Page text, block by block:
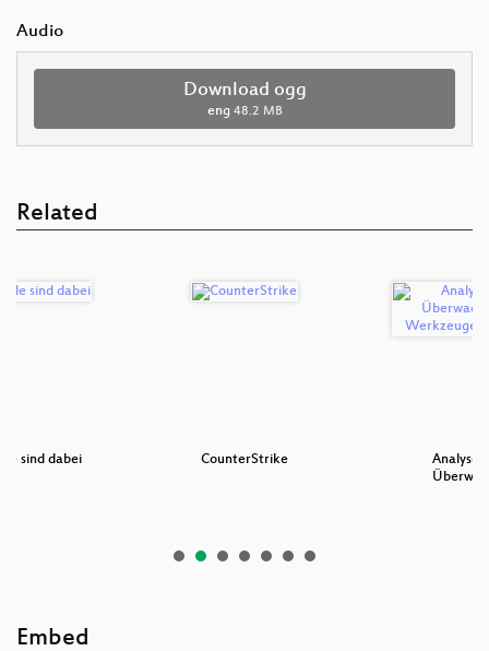
Audio
Download ogg
eng 48.2 MB
Related
sind dabei CounterStrike
Analyse
Embed